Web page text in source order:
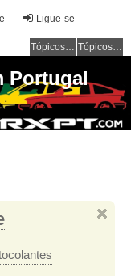
Ligue-se
Tópicos sem resposta Tópicos ativos
Portugal